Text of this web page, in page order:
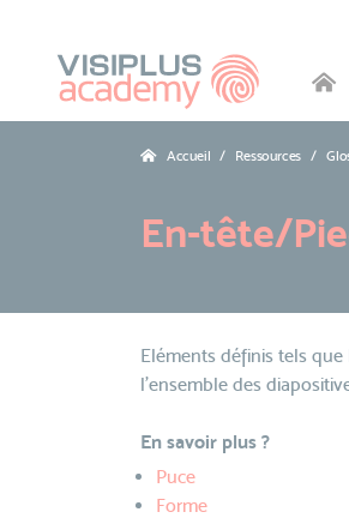
Accueil Ressources
En-tête/
Eléments définis tels
l'ensemble des
En savoir plus ?
Puce
Forme